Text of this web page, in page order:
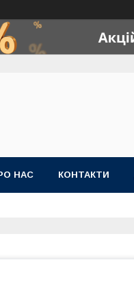
НАС КОНТАКТИ